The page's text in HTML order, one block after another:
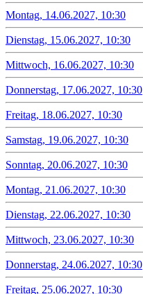
Montag, 14.06.2027, 10:30
Dienstag, 15.06.2027, 10:30
Mittwoch, 16.06.2027, 10:30
Donnerstag, 17.06.2027, 10:30
Freitag, 18.06.2027, 10:30
Samstag, 19.06.2027, 10:30
Sonntag, 20.06.2027, 10:30
Montag, 21.06.2027, 10:30
Dienstag, 22.06.2027, 10:30
Mittwoch, 23.06.2027, 10:30
Donnerstag, 24.06.2027, 10:30
Freitag, 25.06.2027, 10:30